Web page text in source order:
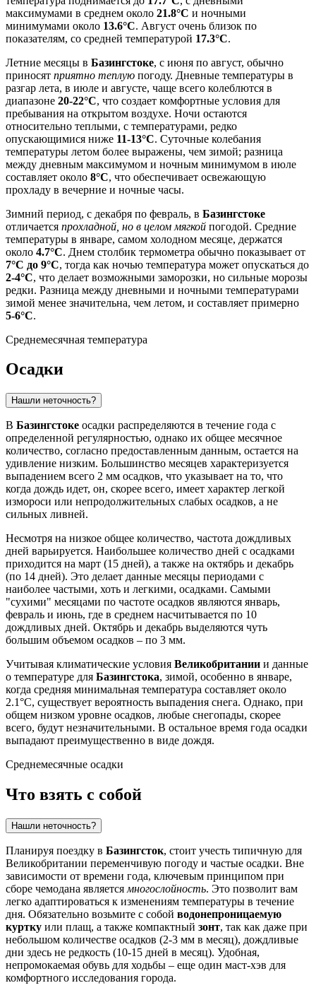
максимумами в среднем около 21.8°C и ночными
минимумами около 13.6°C. Август очень близок по
показателям, со средней температурой 17.3°C.
Летние месяцы в Базингстоке, с июня по август, обычно
приносят приятно теплую погоду. Дневные температуры в
разгар лета, в июле и августе, чаще всего колеблются в
диапазоне 20-22°C, что создает комфортные условия для
пребывания на открытом воздухе. Ночи остаются
относительно теплыми, с температурами, редко
опускающимися ниже 11-13°C. Суточные колебания
температуры летом более выражены, чем зимой; разница
между дневным максимумом и ночным минимумом в июле
составляет около 8°C, что обеспечивает освежающую
прохладу в вечерние и ночные часы.
Зимний период, с декабря по февраль, в Базингстоке
отличается прохладной, но в целом мягкой погодой. Средние
температуры в январе, самом холодном месяце, держатся
около 4.7°C. Днем столбик термометра обычно показывает от
7°C до 9°C, тогда как ночью температура может опускаться до
2-4°C, что делает возможными заморозки, но сильные морозы
редки. Разница между дневными и ночными температурами
зимой менее значительна, чем летом, и составляет примерно
5-6°C.
Среднемесячная температура
Осадки
Нашли неточность?
В Базингстоке осадки распределяются в течение года с
определенной регулярностью, однако их общее месячное
количество, согласно предоставленным данным, остается на
удивление низким. Большинство месяцев характеризуется
выпадением всего 2 мм осадков, что указывает на то, что
когда дождь идет, он, скорее всего, имеет характер легкой
измороси или непродолжительных слабых осадков, а не
сильных ливней.
Несмотря на низкое общее количество, частота дождливых
дней варьируется. Наибольшее количество дней с осадками
приходится на март (15 дней), а также на октябрь и декабрь
(по 14 дней). Это делает данные месяцы периодами с
наиболее частыми, хоть и легкими, осадками. Самыми
"сухими" месяцами по частоте осадков являются январь,
февраль и июнь, где в среднем насчитывается по 10
дождливых дней. Октябрь и декабрь выделяются чуть
большим объемом осадков – по 3 мм.
Учитывая климатические условия Великобритании и данные
о температуре для Базингстока, зимой, особенно в январе,
когда средняя минимальная температура составляет около
2.1°C, существует вероятность выпадения снега. Однако, при
общем низком уровне осадков, любые снегопады, скорее
всего, будут незначительными. В остальное время года осадки
выпадают преимущественно в виде дождя.
Среднемесячные осадки
Что взять с собой
Нашли неточность?
Планируя поездку в Базингсток, стоит учесть типичную для
Великобритании переменчивую погоду и частые осадки. Вне
зависимости от времени года, ключевым принципом при
сборе чемодана является многослойность. Это позволит вам
легко адаптироваться к изменениям температуры в течение
дня. Обязательно возьмите с собой водонепроницаемую
куртку или плащ, а также компактный зонт, так как даже при
небольшом количестве осадков (2-3 мм в месяц), дождливые
дни здесь не редкость (10-15 дней в месяц). Удобная,
непромокаемая обувь для ходьбы – еще один маст-хэв для
комфортного исследования города.